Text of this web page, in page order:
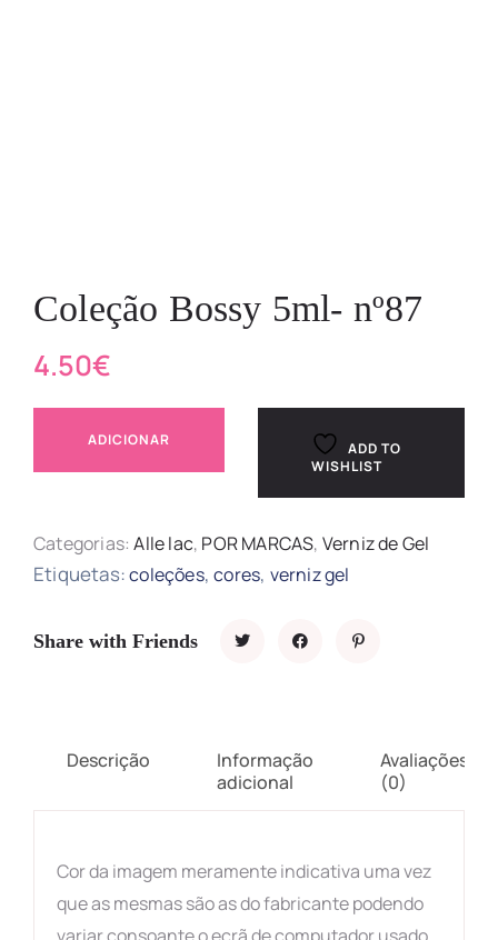
Coleção Bossy 5ml- nº87
4.50€
ADICIONAR
ADD TO
WISHLIST
Categorias:Alle lac, POR MARCAS, Verniz de Gel
Etiquetas:coleções,cores, verniz gel
Share with Friends
Descrição
Informação
adicional
Avaliações
(0)
Cor da imagem meramente indicativa uma vez
que as mesmas são as do fabricante podendo